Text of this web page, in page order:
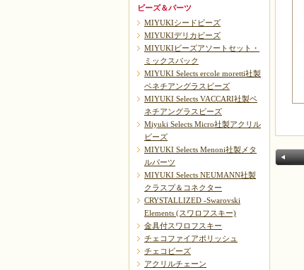
ビーズ＆パーツ
MIYUKIシードビーズ
MIYUKIデリカビーズ
MIYUKIビーズアソートセット・
ミックスパック
MIYUKI Selects ercole moretti社製
ベネチアングラスビーズ
MIYUKI Selects VACCARI社製ベ
ネチアングラスビーズ
Miyuki Selects Micro社製アクリル
ビーズ
MIYUKI Selects Menoni社製メタ
ルパーツ
MIYUKI Selects NEUMANN社製
クラスプ＆コネクター
CRYSTALLIZED -Swarovski
Elements (スワロフスキー)
金具付スワロフスキー
チェコファイアポリッシュ
チェコビーズ
アクリルチェーン